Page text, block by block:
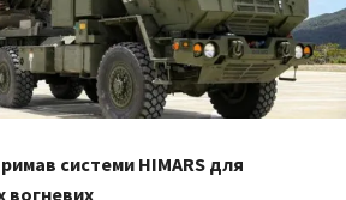
системи HIMARS для
вогневих